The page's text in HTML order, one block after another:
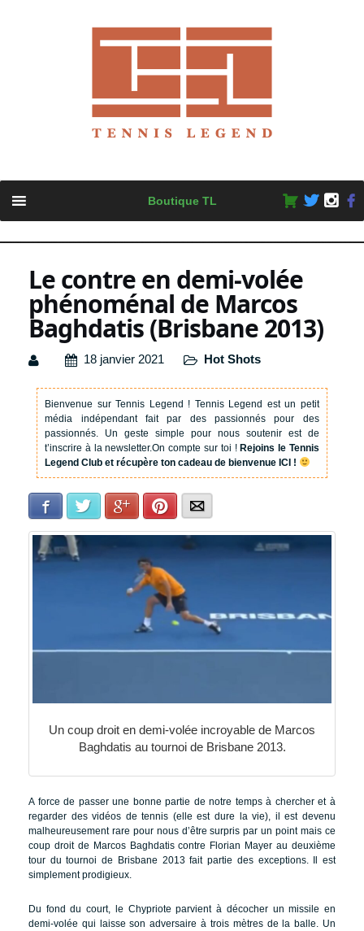
content
Boutique TL
Le contre en demi-volée
phénoménal de Marcos
Baghdatis (Brisbane 2013)
18 janvier 2021 Hot Shots
Bienvenue sur Tennis Legend ! Tennis Legend est un petit
média indépendant fait par des passionnés pour des
passionnés. Un geste simple pour nous soutenir est de
t’inscrire à la newsletter.On compte sur toi !Rejoins le Tennis
Legend Club et récupère ton cadeau de bienvenue ICI !
Facebook Twitter Google+Pinterest
Un coup droit en demi-volée incroyable de Marcos
Baghdatis au tournoi de Brisbane 2013.
A force de passer une bonne partie de notre temps à chercher et à
regarder des vidéos de tennis (elle est dure la vie), il est devenu
malheureusement rare pour nous d’être surpris par un point mais ce
coup droit de Marcos Baghdatis contre Florian Mayer au deuxième
tour du tournoi de Brisbane 2013 fait partie des exceptions. Il est
simplement prodigieux.
Du fond du court, le Chypriote parvient à décocher un missile en
demi-volée qui laisse son adversaire à trois mètres de la balle. Un